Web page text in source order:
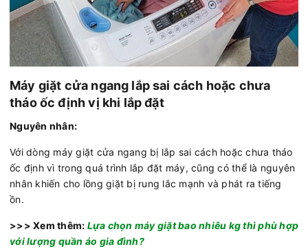
Máy giặt cửa ngang lắp sai cách hoặc chưa
tháo ốc định vị khi lắp đặt
Nguyên nhân:
Với dòng máy giặt cửa ngang bị lắp sai cách hoặc chưa tháo
ốc định vì trong quá trình lắp đặt máy, cũng có thể là nguyên
nhân khiến cho lồng giặt bị rung lắc mạnh và phát ra tiếng
ồn.
>>> Xem thêm: Lựa chọn máy giặt bao nhiêu kg thì phù hợp
với lượng quần áo gia đình?